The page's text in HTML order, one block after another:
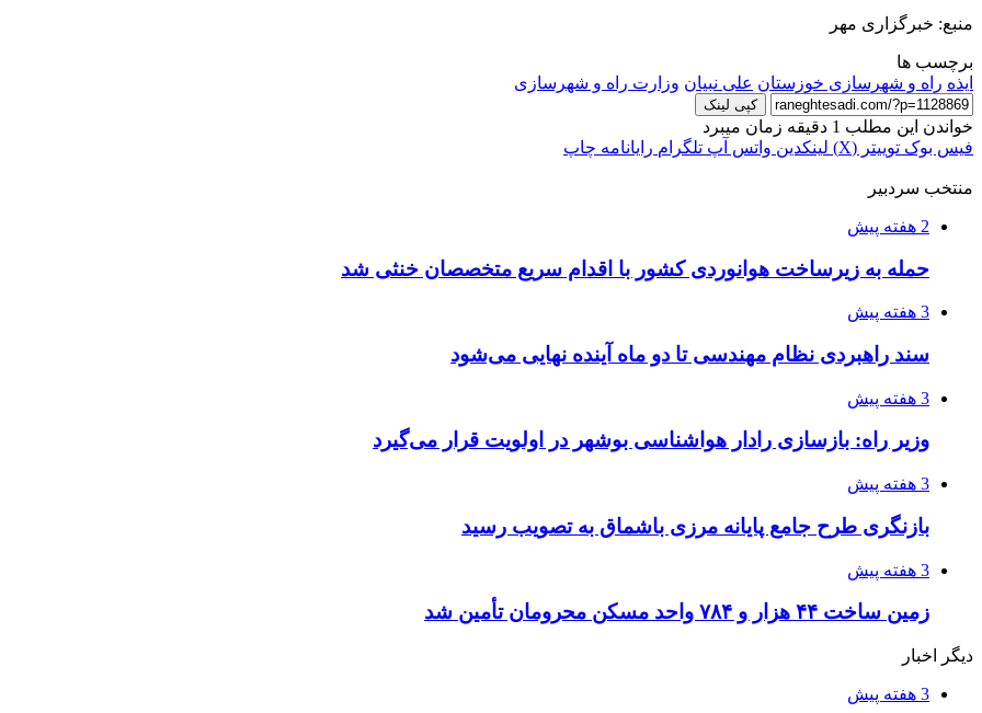
منبع: خبرگزاری مهر
برچسب ها
ایذه راه و شهرسازی خوزستان علی نبیان وزارت راه و شهرسازی
کپی لینک
خواندن این مطلب 1 دقیقه زمان میبرد
فیس بوک توییتر (X) لینکدین واتس آپ تلگرام رایانامه چاپ
منتخب سردبیر
2 هفته پیش
حمله به زیرساخت هوانوردی کشور با اقدام سریع متخصصان خنثی شد
3 هفته پیش
سند راهبردی نظام مهندسی تا دو ماه آینده نهایی می‌شود
3 هفته پیش
وزیر راه: بازسازی رادار هواشناسی بوشهر در اولویت قرار می‌گیرد
3 هفته پیش
بازنگری طرح جامع پایانه مرزی باشماق به تصویب رسید
3 هفته پیش
زمین ساخت ۴۴ هزار و ۷۸۴ واحد مسکن محرومان تأمین شد
دیگر اخبار
3 هفته پیش